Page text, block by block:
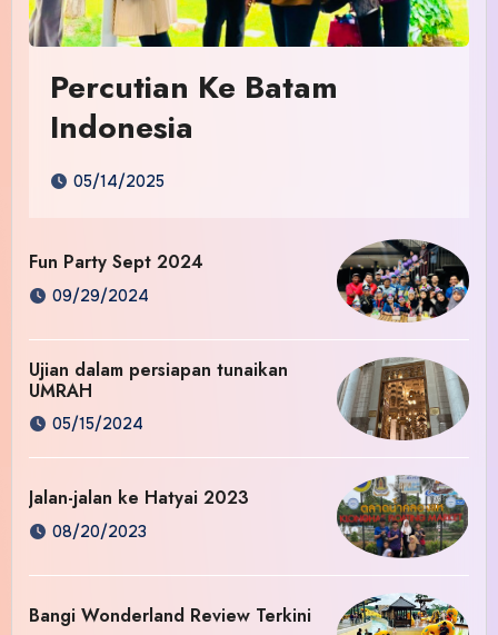
Percutian Ke Batam
Indonesia
05/14/2025
Fun Party Sept 2024
09/29/2024
Ujian dalam persiapan tunaikan
UMRAH
05/15/2024
Jalan-jalan ke Hatyai 2023
08/20/2023
Bangi Wonderland Review Terkini